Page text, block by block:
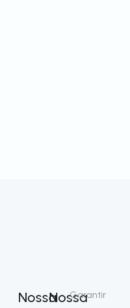
NossaNossaGarantir